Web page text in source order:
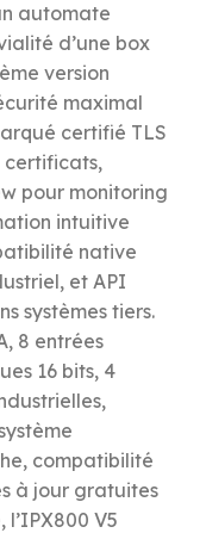
automate
d’une box
version
maximal
certifié TLS
certificats,
pour monitoring
intuitive
native
et API
systèmes tiers.
8 entrées
16 bits, 4
compatibilité
à jour gratuites
V5